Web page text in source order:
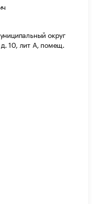
округ
10, лит А, помещ.